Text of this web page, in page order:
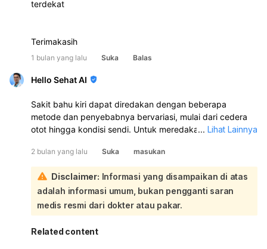
terdekat
Terimakasih
1 bulan yang lalu Suka Balas
Hello Sehat AI
Sakit bahu kiri dapat diredakan dengan beberapa
metode dan penyebabnya bervariasi, mulai dari cedera
otot hingga kondisi sendi. Untuk meredakan sakit bahu,
tekanan, dan mengangkat area yang cedera), melakukan
fisioterapi, mengonsumsi obat pereda nyeri seperti aspirin
atau ibuprofen, serta melakukan peregangan sederhana:
Penyebab sakit bahu kiri bisa sangat beragam, dan ada
beberapa masalah khusus pada bahu yang mungkin
menjadi pemicunya:
Robekan rotator cuff
... Lihat Lainnya
2 bulan yang lalu Suka masukan
Disclaimer: Informasi yang disampaikan di atas
adalah informasi umum, bukan pengganti saran
medis resmi dari dokter atau pakar.
Related content